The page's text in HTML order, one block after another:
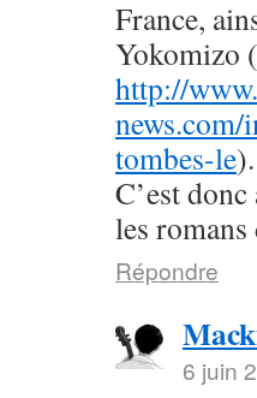
France,
Yokomizo
http://
tombes-le).
C’est
les
Répondre
6 juin